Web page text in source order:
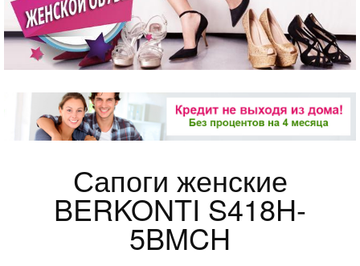
Сапоги женские
BERKONTI S418H-
5BMCH